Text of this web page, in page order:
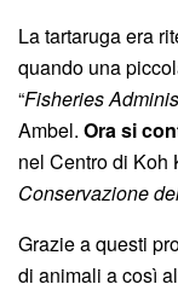
La tartaruga era
quando una
“Fisheries
Ambel. Ora si
nel Centro di Koh
Conservazione
Grazie a questi
di animali a così